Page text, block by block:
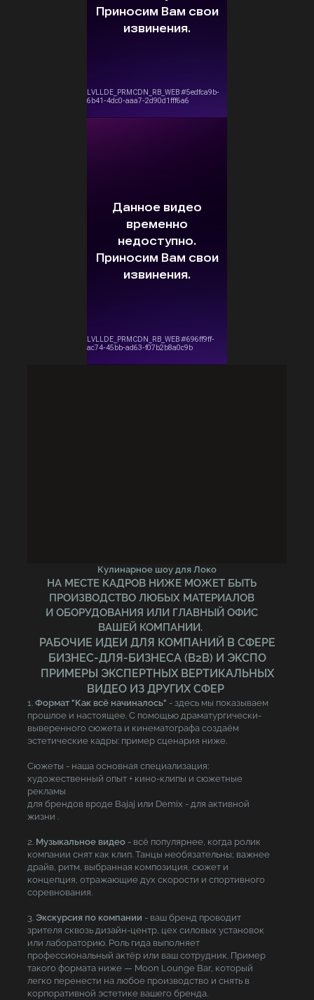
Кулинарное шоу для Локо
НА МЕСТЕ КАДРОВ НИЖЕ МОЖЕТ БЫТЬ
ПРОИЗВОДСТВО ЛЮБЫХ МАТЕРИАЛОВ
И ОБОРУДОВАНИЯ ИЛИ ГЛАВНЫЙ ОФИС
ВАШЕЙ КОМПАНИИ.
РАБОЧИЕ ИДЕИ ДЛЯ КОМПАНИЙ В СФЕРЕ
БИЗНЕС-ДЛЯ-БИЗНЕСА (B2B) И ЭКСПО
ПРИМЕРЫ ЭКСПЕРТНЫХ ВЕРТИКАЛЬНЫХ
ВИДЕО ИЗ ДРУГИХ СФЕР
1. Формат "Как всё начиналось" - здесь мы показываем
прошлое и настоящее. С помощью драматургически-
выверенного сюжета и кинематографа создаём
эстетические кадры: пример сценария ниже.
Сюжеты - наша основная специализация:
художественный опыт + кино-клипы и сюжетные
рекламы
для брендов вроде Bajaj или Demix - для активной
жизни .
2. Музыкальное видео - всё популярнее, когда ролик
компании снят как клип. Танцы необязательны; важнее
драйв, ритм, выбранная композиция, сюжет и
концепция, отражающие дух скорости и спортивного
соревнования.
3. Экскурсия по компании - ваш бренд проводит
зрителя сквозь дизайн-центр, цех силовых установок
или лабораторию. Роль гида выполняет
профессиональный актёр или ваш сотрудник. Пример
такого формата ниже — Moon Lounge Bar, который
легко перенести на любое производство и снять в
корпоративной эстетике вашего бренда.